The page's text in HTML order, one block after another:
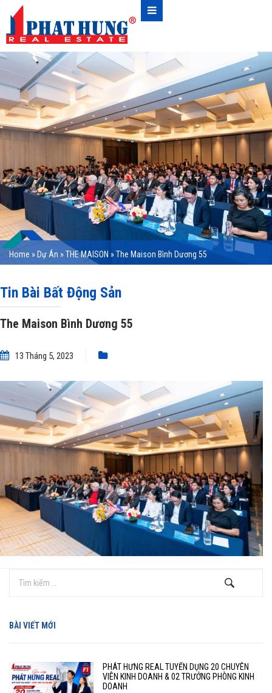
Home » Dự Án »THE MAISON »The Maison Bình Dương 55
Tin Bài Bất Động Sản
The Maison Bình Dương 55
13 Tháng 5, 2023
BÀI VIẾT MỚI
PHÁT HƯNG REAL TUYỂN DỤNG 20 CHUYÊN
VIÊN KINH DOANH & 02 TRƯỞNG PHÒNG KINH
DOANH